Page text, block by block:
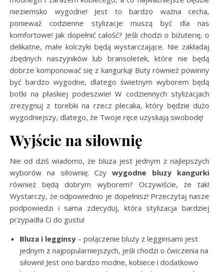
nieziemsko wygodne! Jest to bardzo ważna cecha,
ponieważ codzienne stylizacje muszą być dla nas
komfortowe! Jak dopełnić całość? Jeśli chodzi o biżuterię, o
delikatne, małe kolczyki będą wystarczające. Nie zakładaj
zbędnych naszyjników lub bransoletek, które nie będą
dobrze komponować się z kangurką! Buty również powinny
być bardzo wygodne, dlatego świetnym wyborem będą
botki na płaskiej podeszwie! W codziennych stylizacjach
zrezygnuj z torebki na rzecz plecaka, który będzie dużo
wygodniejszy, dlatego, że Twoje ręce uzyskają swobodę!
Wyjście na siłownię
Nie od dziś wiadomo, że bluza jest jednym z najlepszych
wyborów na siłownię. Czywygodne bluzy kangurki
również będą dobrym wyborem? Oczywiście, że tak!
Wystarczy, że odpowiednio je dopełnisz! Przeczytaj nasze
podpowiedzi i sama zdecyduj, która stylizacja bardziej
przypadła Ci do gustu!
Bluza i legginsy – połączenie bluzy z legginsami jest
jednym z najpopularniejszych, jeśli chodzi o ćwiczenia na
siłowni! Jest ono bardzo modne, kobiece i dodatkowo